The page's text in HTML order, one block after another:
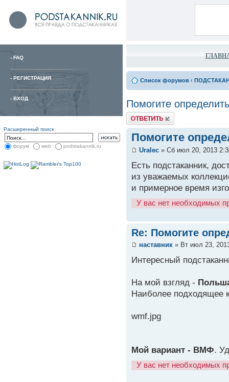
- FAQ
- РЕГИСТРАЦИЯ
- ВХОД
Расширенный поиск
форум web podstakannik.ru
Список форумов ‹
Помогите
Помогите
Uralec » Сб июл 20, 2013
Есть подстаканник,
из уважаемых
и примерное время
У вас нет необходимых
Re: Помогите
наставник » Вт июл 23,
Интересный
На мой взгляд -
Наиболее подходящее
wmf.jpg
Мой вариант - ВМФ.
У вас нет необходимых